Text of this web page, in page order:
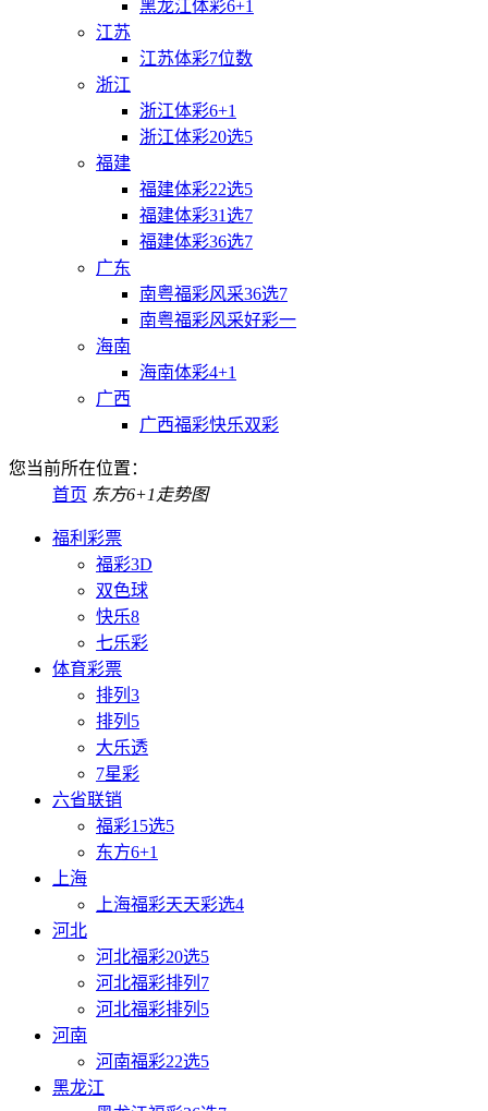
黑龙江体彩6+1
江苏
江苏体彩7位数
浙江
浙江体彩6+1
浙江体彩20选5
福建
福建体彩22选5
福建体彩31选7
福建体彩36选7
广东
南粤福彩风采36选7
南粤福彩风采好彩一
海南
海南体彩4+1
广西
广西福彩快乐双彩
您当前所在位置：
首页 东方6+1走势图
福利彩票
福彩3D
双色球
快乐8
七乐彩
体育彩票
排列3
排列5
大乐透
7星彩
六省联销
福彩15选5
东方6+1
上海
上海福彩天天彩选4
河北
河北福彩20选5
河北福彩排列7
河北福彩排列5
河南
河南福彩22选5
黑龙江